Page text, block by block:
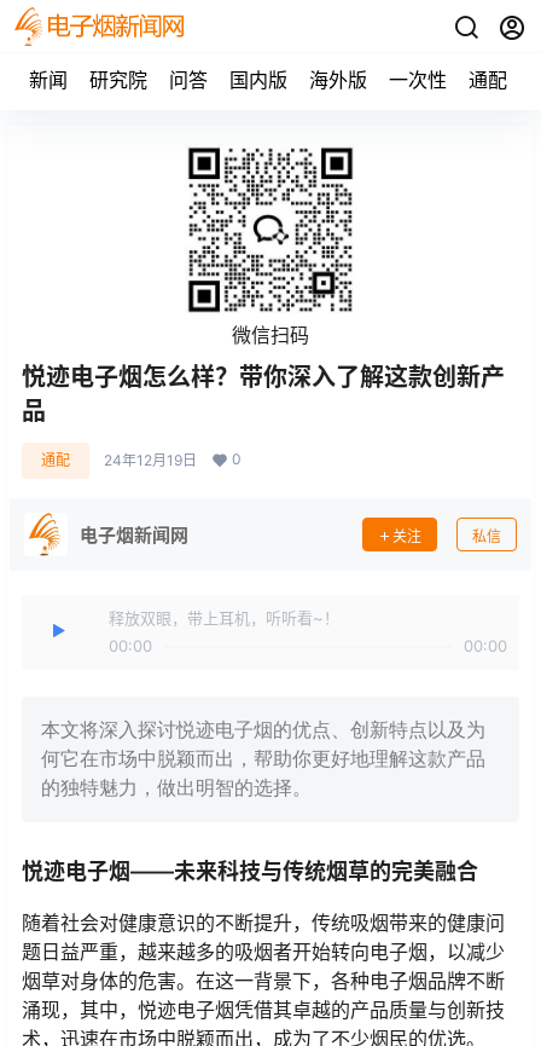
新闻 研究院 问答 国内版 海外版 一次性 通配
微信扫码
悦迹电子烟怎么样？带你深入了解这款创新产
品
通配 24年12月19日 0
电子烟新闻网 关注 私信
释放双眼，带上耳机，听听看~！
00:00
00:00
本文将深入探讨悦迹电子烟的优点、创新特点以及为
何它在市场中脱颖而出，帮助你更好地理解这款产品
的独特魅力，做出明智的选择。
悦迹电子烟——未来科技与传统烟草的完美融合
随着社会对健康意识的不断提升，传统吸烟带来的健康问
题日益严重，越来越多的吸烟者开始转向电子烟，以减少
烟草对身体的危害。在这一背景下，各种电子烟品牌不断
涌现，其中，悦迹电子烟凭借其卓越的产品质量与创新技
术，迅速在市场中脱颖而出，成为了不少烟民的优选。